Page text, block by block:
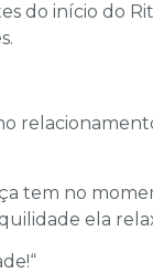
do início do
tem no
ela